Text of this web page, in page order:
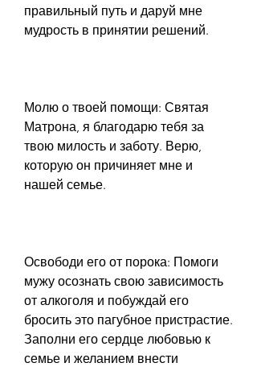
правильный путь и даруй мне
мудрость в принятии решений.
Молю о твоей помощи: Святая
Матрона, я благодарю тебя за
твою милость и заботу. Верю,
которую он причиняет мне и
нашей семье.
Освободи его от порока: Помоги
мужу осознать свою зависимость
от алкоголя и побуждай его
бросить это пагубное пристрастие.
Заполни его сердце любовью к
семье и желанием внести